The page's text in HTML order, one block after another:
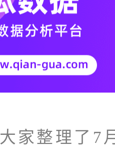
家整理了7